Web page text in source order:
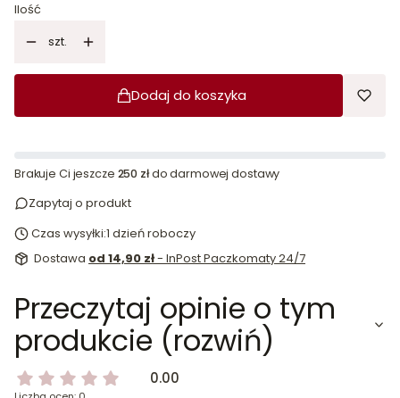
Ilość
szt.
Dodaj do koszyka
Brakuje Ci jeszcze 250 złdo darmowej dostawy
Zapytaj o produkt
Czas wysyłki:1 dzień roboczy
Dostawa od 14,90 zł- InPost Paczkomaty 24/7
Przeczytaj opinie o tym
produkcie (rozwiń)
0.00